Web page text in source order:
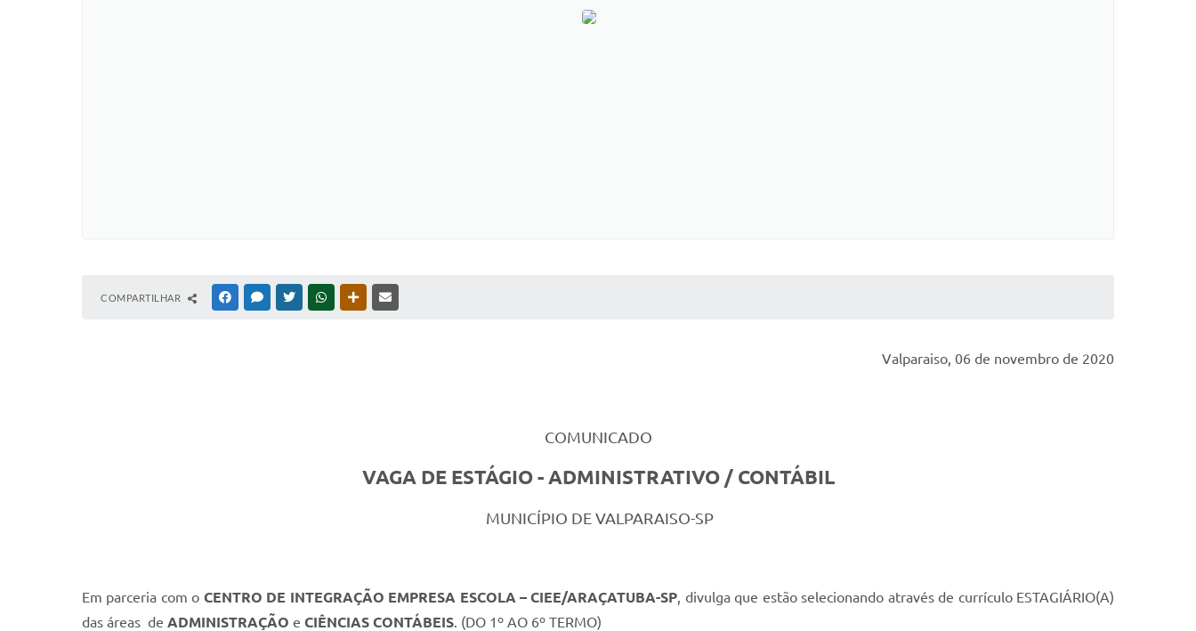
COMPARTILHAR FACEBOOKMESSENGER
TWITTERWHATSAPPOUTRAS MÍDIAS
Valparaiso, 06 de novembro de 2020
COMUNICADO
VAGA DE ESTÁGIO - ADMINISTRATIVO / CONTÁBIL
MUNICÍPIO DE VALPARAISO-SP
Em parceria com o CENTRO DE INTEGRAÇÃO EMPRESA ESCOLA – CIEE/ARAÇATUBA-SP, divulga que estão selecionando através de currículo ESTAGIÁRIO(A)
das áreas de ADMINISTRAÇÃO e CIÊNCIAS CONTÁBEIS. (DO 1º AO 6º TERMO)